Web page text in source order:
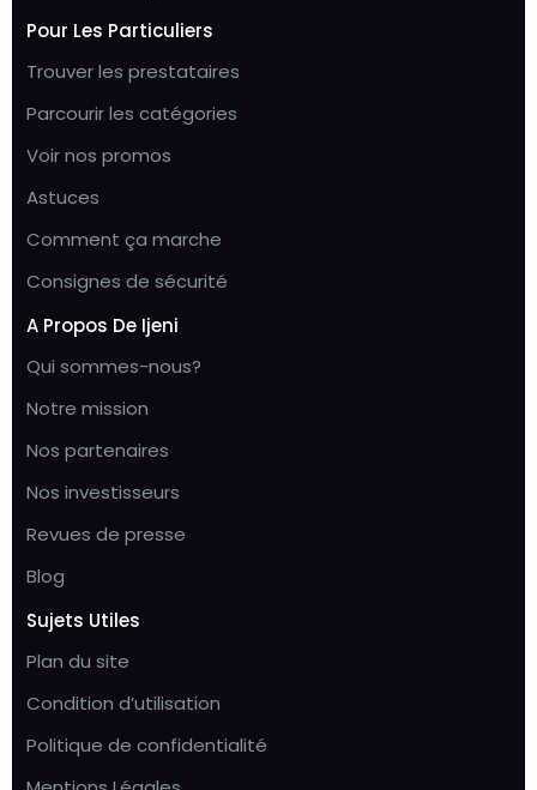
Pour Les Particuliers
Trouver les prestataires
Parcourir les catégories
Voir nos promos
Astuces
Comment ça marche
Consignes de sécurité
A Propos De Ijeni
Qui sommes-nous?
Notre mission
Nos partenaires
Nos investisseurs
Revues de presse
Blog
Sujets Utiles
Plan du site
Condition d’utilisation
Politique de confidentialité